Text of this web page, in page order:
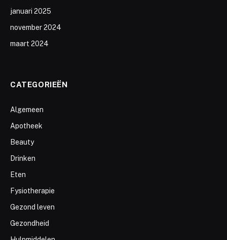
januari 2025
november 2024
maart 2024
CATEGORIEËN
Algemeen
Apotheek
Beauty
Drinken
Eten
Fysiotherapie
Gezond leven
Gezondheid